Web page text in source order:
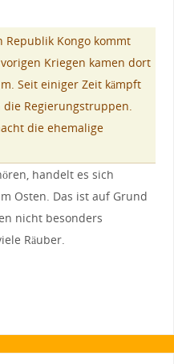
Republik Kongo kommt
Kriegen kamen dort
Seit einiger Zeit kämpft
die Regierungstruppen.
die ehemalige
handelt es sich
Osten. Das ist auf Grund
nicht besonders
Räuber.